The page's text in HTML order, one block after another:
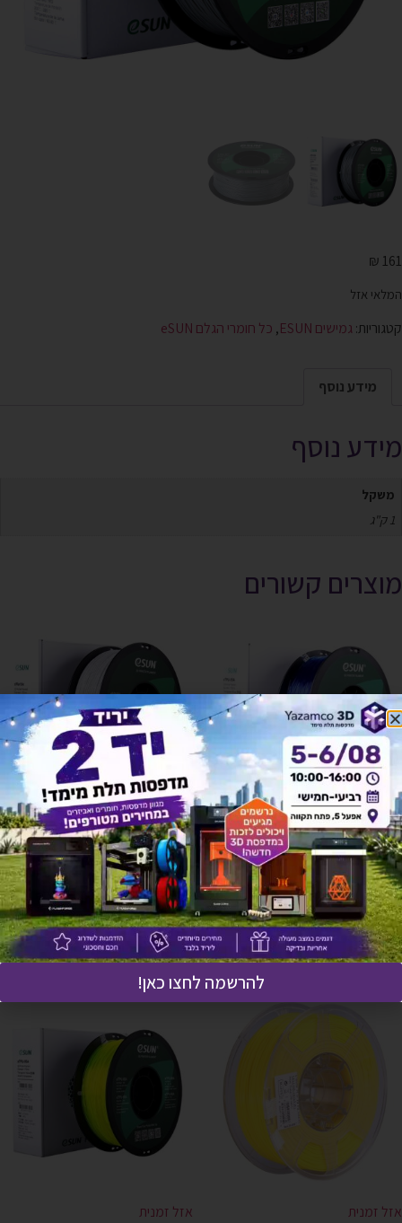
₪ 161
המלאי אזל
קטגוריות: גמישים ESUN , כל חומרי הגלם eSUN
מידע נוסף
מידע נוסף
משקל
1 ק"ג
מוצרים קשורים
אזל זמנית
(eTpu95 (TPU איכותי תוצרת eSun
– כחול שקוף
₪161
מידע נוסף
אזל זמנית
גליל e-marble PLAּ איכותי תוצרת
eSUN – צבע eMarble
₪146
מידע נוסף
אזל זמנית
אזל זמנית
להרשמה לחצו כאן!